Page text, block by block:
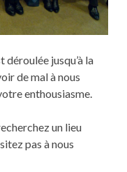
jusqu’à la
de mal à nous
enthousiasme.
un lieu
pas à nous